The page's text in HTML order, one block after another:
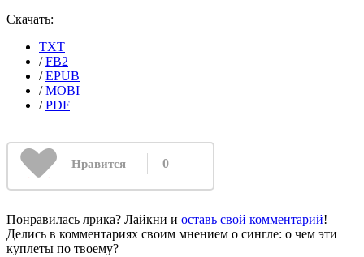
Скачать:
TXT
/FB2
/EPUB
/MOBI
/PDF
Нравится 0
Понравилась лрика? Лайкни и оставь свой комментарий!
Делись в комментариях своим мнением о сингле: о чем эти
куплеты по твоему?